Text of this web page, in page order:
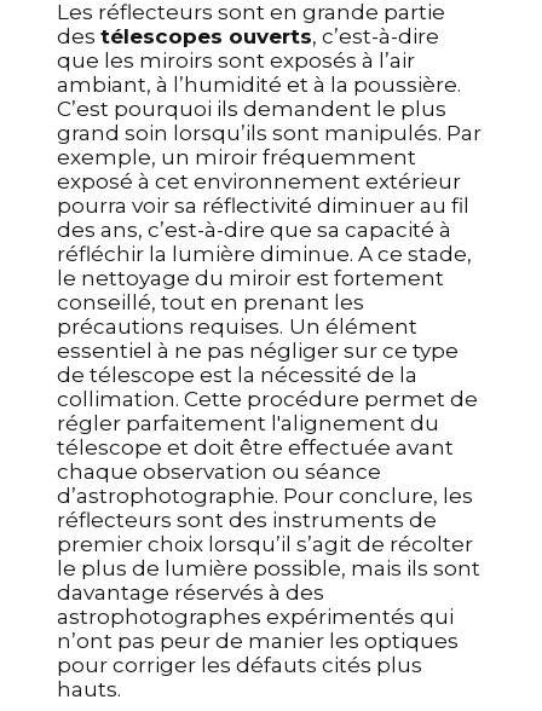
Les réflecteurs sont en grande partie
destélescopes ouverts, c’est-à-dire
que les miroirs sont exposés à l’air
ambiant, à l’humidité et à la poussière.
C’est pourquoi ils demandent le plus
grand soin lorsqu’ils sont manipulés. Par
exemple, un miroir fréquemment
exposé à cet environnement extérieur
pourra voir sa réflectivité diminuer au fil
des ans, c’est-à-dire que sa capacité à
réfléchir la lumière diminue. A ce stade,
le nettoyage du miroir est fortement
conseillé, tout en prenant les
précautions requises. Un élément
essentiel à ne pas négliger sur ce type
de télescope est la nécessité de la
collimation. Cette procédure permet de
régler parfaitement l'alignement du
télescope et doit être effectuée avant
chaque observation ou séance
d’astrophotographie. Pour conclure, les
réflecteurs sont des instruments de
premier choix lorsqu’il s’agit de récolter
le plus de lumière possible, mais ils sont
davantage réservés à des
astrophotographes expérimentés qui
n’ont pas peur de manier les optiques
pour corriger les défauts cités plus
hauts.